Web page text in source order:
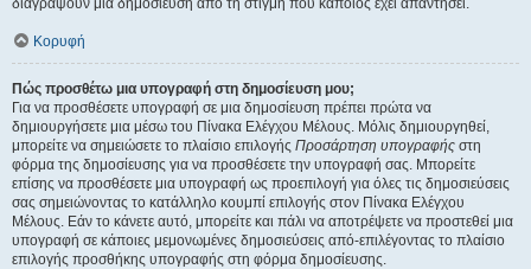
διαγράψουν μια δημοσίευση από τη στιγμή που κάποιος έχει απαντήσει.
Κορυφή
Πώς προσθέτω μια υπογραφή στη δημοσίευση μου;
Για να προσθέσετε υπογραφή σε μια δημοσίευση πρέπει πρώτα να
δημιουργήσετε μια μέσω του Πίνακα Ελέγχου Μέλους. Μόλις δημιουργηθεί,
μπορείτε να σημειώσετε το πλαίσιο επιλογής Προσάρτηση υπογραφής στη
φόρμα της δημοσίευσης για να προσθέσετε την υπογραφή σας. Μπορείτε
επίσης να προσθέσετε μια υπογραφή ως προεπιλογή για όλες τις δημοσιεύσεις
σας σημειώνοντας το κατάλληλο κουμπί επιλογής στον Πίνακα Ελέγχου
Μέλους. Εάν το κάνετε αυτό, μπορείτε και πάλι να αποτρέψετε να προστεθεί μια
υπογραφή σε κάποιες μεμονωμένες δημοσιεύσεις από-επιλέγοντας το πλαίσιο
επιλογής προσθήκης υπογραφής στη φόρμα δημοσίευσης.